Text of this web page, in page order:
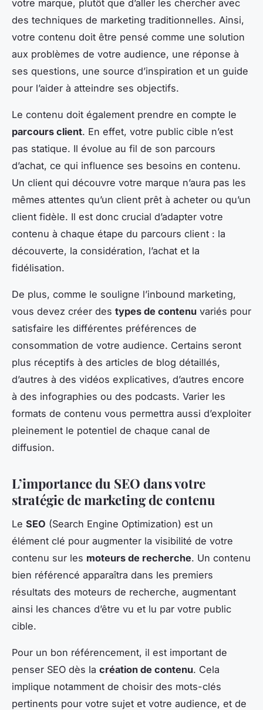
votre marque, plutôt que d’aller les chercher avec
des techniques de marketing traditionnelles. Ainsi,
votre contenu doit être pensé comme une solution
aux problèmes de votre audience, une réponse à
ses questions, une source d’inspiration et un guide
pour l’aider à atteindre ses objectifs.
Le contenu doit également prendre en compte le
parcours client. En effet, votre public cible n’est
pas statique. Il évolue au fil de son parcours
d’achat, ce qui influence ses besoins en contenu.
Un client qui découvre votre marque n’aura pas les
mêmes attentes qu’un client prêt à acheter ou qu’un
client fidèle. Il est donc crucial d’adapter votre
contenu à chaque étape du parcours client : la
découverte, la considération, l’achat et la
fidélisation.
De plus, comme le souligne l’inbound marketing,
vous devez créer des types de contenu variés pour
satisfaire les différentes préférences de
consommation de votre audience. Certains seront
plus réceptifs à des articles de blog détaillés,
d’autres à des vidéos explicatives, d’autres encore
à des infographies ou des podcasts. Varier les
formats de contenu vous permettra aussi d’exploiter
pleinement le potentiel de chaque canal de
diffusion.
L’importance du SEO dans votre
stratégie de marketing de contenu
Le SEO (Search Engine Optimization) est un
élément clé pour augmenter la visibilité de votre
contenu sur les moteurs de recherche. Un contenu
bien référencé apparaîtra dans les premiers
résultats des moteurs de recherche, augmentant
ainsi les chances d’être vu et lu par votre public
cible.
Pour un bon référencement, il est important de
penser SEO dès la création de contenu. Cela
implique notamment de choisir des mots-clés
pertinents pour votre sujet et votre audience, et de